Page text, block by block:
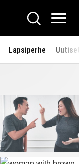
Hae
Lapsiperhe